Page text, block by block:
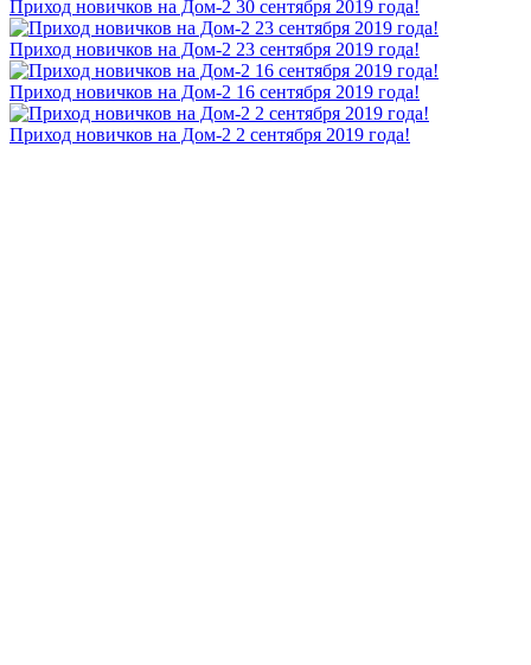
Приход новичков на Дом-2 30 сентября 2019 года!
Приход новичков на Дом-2 23 сентября 2019 года!
Приход новичков на Дом-2 16 сентября 2019 года!
Приход новичков на Дом-2 2 сентября 2019 года!